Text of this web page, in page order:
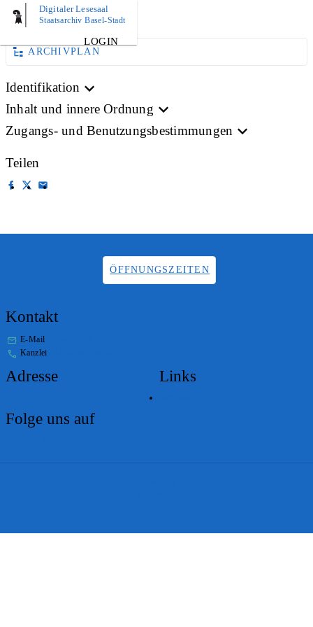
Digitaler Lesesaal
Staatsarchiv Basel-Stadt
LOGIN
BILD
ARCHIVPLAN
Identifikation
Inhalt und innere Ordnung
Zugangs- und Benutzungsbestimmungen
Teilen
ÖFFNUNGSZEITEN
Kontakt
E-Mail
Kanzlei
Adresse Links
Folge uns auf